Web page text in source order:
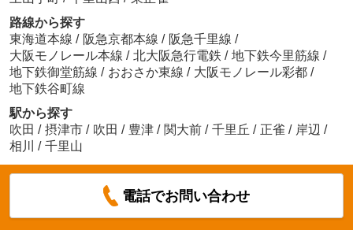
路線から探す
東海道本線 / 阪急京都本線 / 阪急千里線 /
大阪モノレール本線 / 北大阪急行電鉄 / 地下鉄今里筋線 /
地下鉄御堂筋線 / おおさか東線 / 大阪モノレール彩都 /
地下鉄谷町線
駅から探す
吹田 / 摂津市 / 吹田 / 豊津 / 関大前 / 千里丘 / 正雀 / 岸辺 /
相川 / 千里山
電話でお問い合わせ